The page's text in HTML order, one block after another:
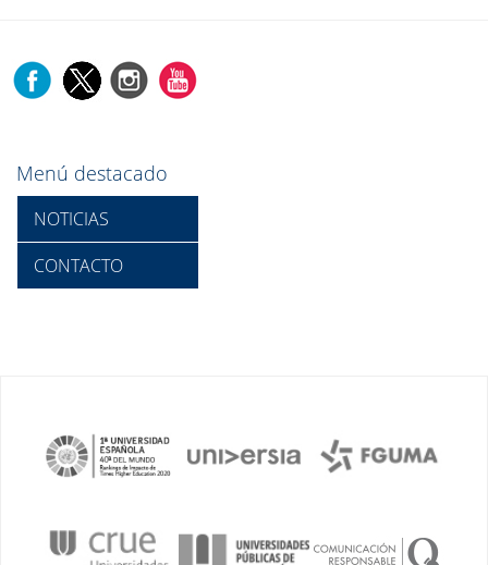
Menú destacado
NOTICIAS
CONTACTO